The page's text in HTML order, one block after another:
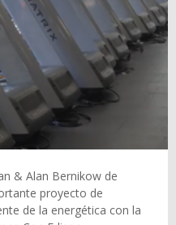
& Alan Bernikow de
proyecto de
de la energética con la